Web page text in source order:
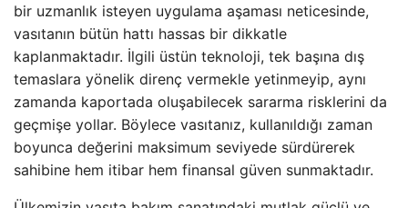
bir uzmanlık isteyen uygulama aşaması neticesinde,
vasıtanın bütün hattı hassas bir dikkatle
kaplanmaktadır. İlgili üstün teknoloji, tek başına dış
temaslara yönelik direnç vermekle yetinmeyip, aynı
zamanda kaportada oluşabilecek sararma risklerini da
geçmişe yollar. Böylece vasıtanız, kullanıldığı zaman
boyunca değerini maksimum seviyede sürdürerek
sahibine hem itibar hem finansal güven sunmaktadır.